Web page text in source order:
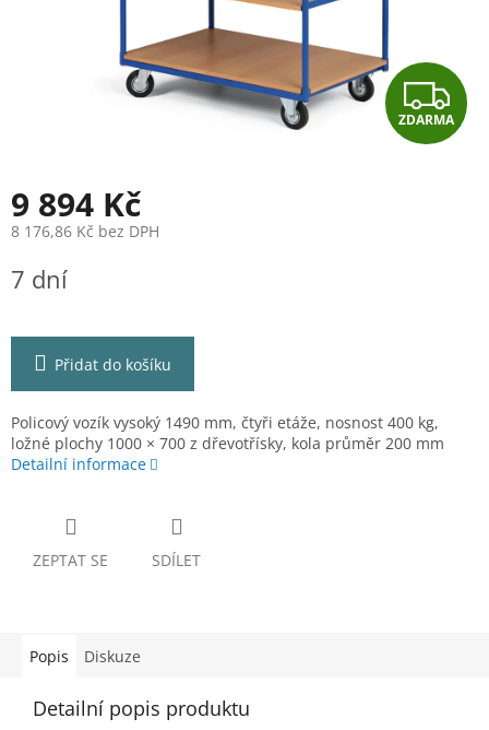
Z
D
ZDARMA
9 894 Kč
8 176,86 Kč bez DPH
cena:
7 dní
Přidat do košíku
Policový vozík vysoký 1490 mm, čtyři etáže, nosnost 400 kg,
ložné plochy 1000 × 700 z dřevotřísky, kola průměr 200 mm
Detailní informace
ZEPTAT SE SDÍLET
Popis Diskuze
Detailní popis produktu